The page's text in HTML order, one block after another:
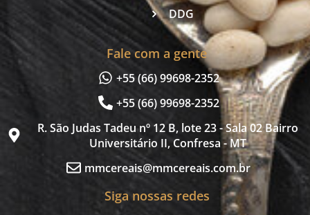
DDG
Fale com a gente
+55 (66) 99698-2352
+55 (66) 99698-2352
R. São Judas Tadeu nº 12 B, lote 23 - Sala 02 Bairro
Universitário II, Confresa - MT
mmcereais@mmcereais.com.br
Siga nossas redes